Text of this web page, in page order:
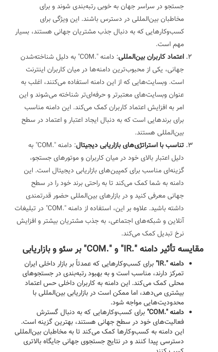
جستجو در سراسر جهان به خوبی رتبه‌بندی شوند و برای
مخاطبان بین‌المللی در دسترس باشند. این ویژگی برای
کسب‌وکارهایی که به دنبال جذب مشتریان جهانی هستند، بسیار
مهم است.
اعتماد کاربران بین‌المللی
: دامنه ".COM" به دلیل شناخته‌شدن
جهانی، یکی از محبوب‌ترین دامنه‌ها در میان کاربران اینترنت
است. وبسایت‌هایی که از این دامنه استفاده می‌کنند، اغلب به
عنوان وبسایت‌های معتبرتر و حرفه‌ای‌تر شناخته می‌شوند و این
امر به افزایش اعتماد کاربران کمک می‌کند. این دامنه مناسب
برای برندهایی است که به دنبال ایجاد اعتبار و اعتماد در سطح
بین‌المللی هستند.
تناسب با استراتژی‌های بازاریابی دیجیتال
: دامنه ".COM" به
دلیل اعتبار بالای خود در میان کاربران و موتورهای جستجو،
گزینه‌ای مناسب برای کمپین‌های بازاریابی دیجیتال است. این
دامنه به شما کمک می‌کند تا به راحتی برند خود را در سطح
جهانی معرفی کنید و در بازارهای بین‌المللی حضور قدرتمندی
داشته باشید. علاوه بر این، استفاده از دامنه ".COM" در تبلیغات
آنلاین و شبکه‌های اجتماعی، به جذب مشتریان بیشتر و افزایش
نرخ تبدیل کمک می‌کند.
مقایسه تأثیر دامنه ".IR" و ".COM" بر سئو و بازاریابی
دامنه ".IR"
برای کسب‌وکارهایی که عمدتاً بر بازار داخلی ایران
تمرکز دارند، مناسب است و به بهبود رتبه‌بندی در جستجوهای
محلی کمک می‌کند. این دامنه به کاربران داخلی حس اعتماد
بیشتری می‌دهد، اما ممکن است در بازاریابی بین‌المللی با
محدودیت‌هایی مواجه شود.
دامنه ".COM"
برای کسب‌وکارهایی که به دنبال گسترش
فعالیت‌های خود در سطح جهانی هستند، بهترین گزینه است.
این دامنه به کسب‌وکارها کمک می‌کند تا به مخاطبان بین‌المللی
دسترسی پیدا کنند و در نتایج جستجوی جهانی جایگاه بالاتری